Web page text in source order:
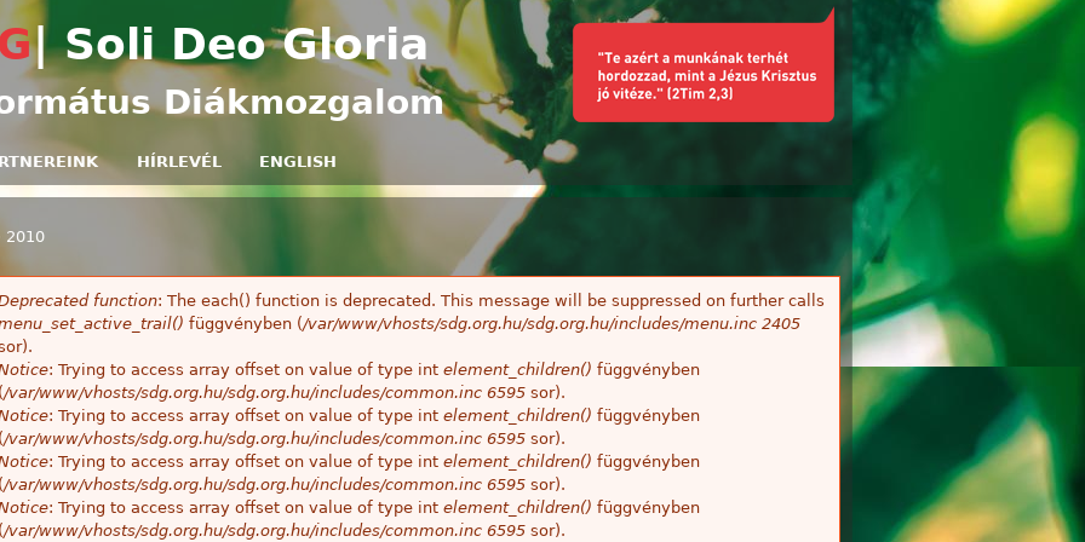
| Soli Deo Gloria
Diákmozgalom
HÍRLEVÉL ENGLISH
hely
2010
function: The each() function is deprecated. This message will be suppressed on further calls
függvényben (/var/www/vhosts/sdg.org.hu/sdg.org.hu/includes/menu.inc 2405
: Trying to access array offset on value of type int element_children() függvényben
(/var/www/vhosts/sdg.org.hu/sdg.org.hu/includes/common.inc 6595 sor).
: Trying to access array offset on value of type int element_children() függvényben
(/var/www/vhosts/sdg.org.hu/sdg.org.hu/includes/common.inc 6595 sor).
: Trying to access array offset on value of type int element_children() függvényben
(/var/www/vhosts/sdg.org.hu/sdg.org.hu/includes/common.inc 6595 sor).
: Trying to access array offset on value of type int element_children() függvényben
(/var/www/vhosts/sdg.org.hu/sdg.org.hu/includes/common.inc 6595 sor).